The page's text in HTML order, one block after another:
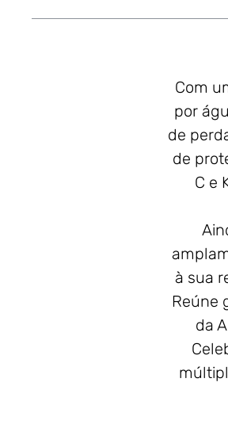
Com
por
de
de
C e
à sua
Reúne
da